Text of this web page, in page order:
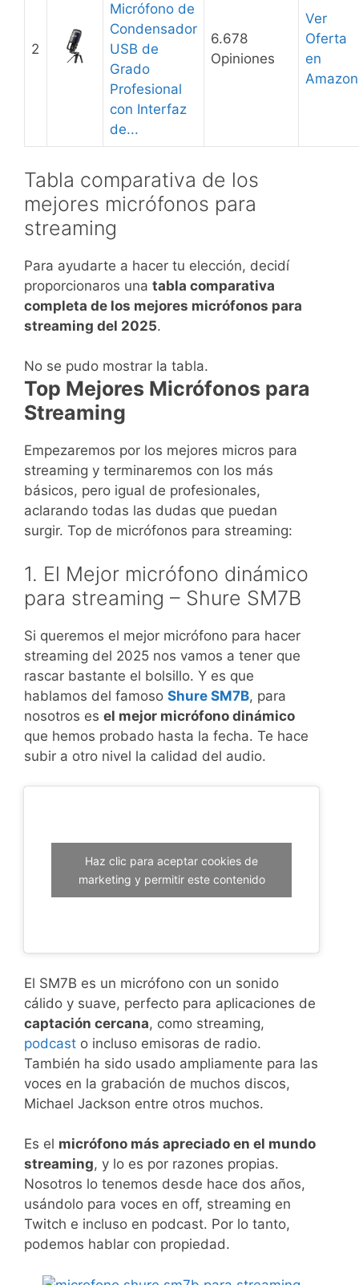
2
Micrófono de
Condensador
USB de
Grado
Profesional
con Interfaz
de...
6.678
Opiniones
Ver
Oferta
en
Amazon
Tabla comparativa de los
mejores micrófonos para
streaming
Para ayudarte a hacer tu elección, decidí
proporcionaros una tabla comparativa
completa de los mejores micrófonos para
streaming del 2025.
No se pudo mostrar la tabla.
Top Mejores Micrófonos para
Streaming
Empezaremos por los mejores micros para
streaming y terminaremos con los más
básicos, pero igual de profesionales,
aclarando todas las dudas que puedan
surgir. Top de micrófonos para streaming:
1. El Mejor micrófono dinámico
para streaming – Shure SM7B
Si queremos el mejor micrófono para hacer
streaming del 2025 nos vamos a tener que
rascar bastante el bolsillo. Y es que
hablamos del famoso Shure SM7B, para
nosotros es el mejor micrófono dinámico
que hemos probado hasta la fecha. Te hace
subir a otro nivel la calidad del audio.
Haz clic para aceptar cookies de
marketing y permitir este contenido
El SM7B es un micrófono con un sonido
cálido y suave, perfecto para aplicaciones de
captación cercana, como streaming,
podcast o incluso emisoras de radio.
También ha sido usado ampliamente para las
voces en la grabación de muchos discos,
Michael Jackson entre otros muchos.
Es el micrófono más apreciado en el mundo
streaming, y lo es por razones propias.
Nosotros lo tenemos desde hace dos años,
usándolo para voces en off, streaming en
Twitch e incluso en podcast. Por lo tanto,
podemos hablar con propiedad.